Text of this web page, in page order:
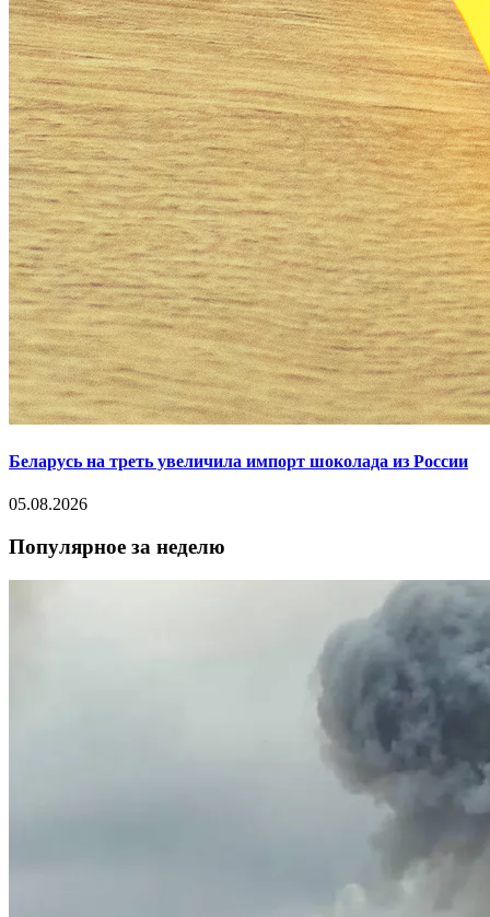
Беларусь на треть увеличила импорт шоколада из России
05.08.2026
Популярное за неделю